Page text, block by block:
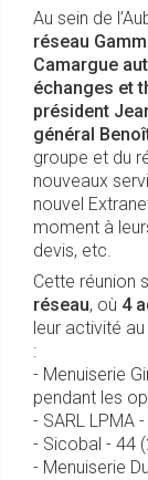
Au sein de
réseau
Camargue
échanges et
président
général
groupe et du
nouveaux
nouvel
moment à
devis, etc.
Cette réunion
réseau, où 4
leur activité
:
- Menuiserie
pendant les
- SARL LPMA
- Sicobal - 44
- Menuiserie